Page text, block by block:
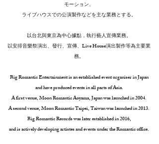
モーション、
ライブハウスでの公演製作などを主な業務とする。
以台北與東京為中心據點，執行藝人宣傳業務。
以安排音樂祭演出、發行、宣傳、Live House演出製作等為主要業
務。
Big Romantic Entertainment is an established event organiser in Japan
and have produced events in all parts of Asia.
A first venue, Moon Romantic Aoyama, Japan was launched in 2004.
A second venue, Moon Romantic Taipei, Taiwan was launched in 2013.
Big Romantic Records was later established in 2016,
and is actively developing artistes and events under the Romantic office.